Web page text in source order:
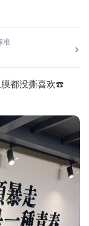
准
都没撕喜欢☎️